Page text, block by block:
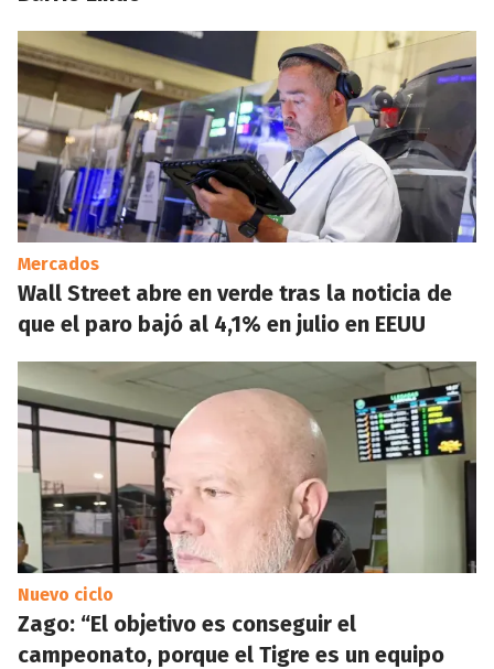
Mercados
Wall Street abre en verde tras la noticia de
que el paro bajó al 4,1% en julio en EEUU
Nuevo ciclo
Zago: “El objetivo es conseguir el
campeonato, porque el Tigre es un equipo